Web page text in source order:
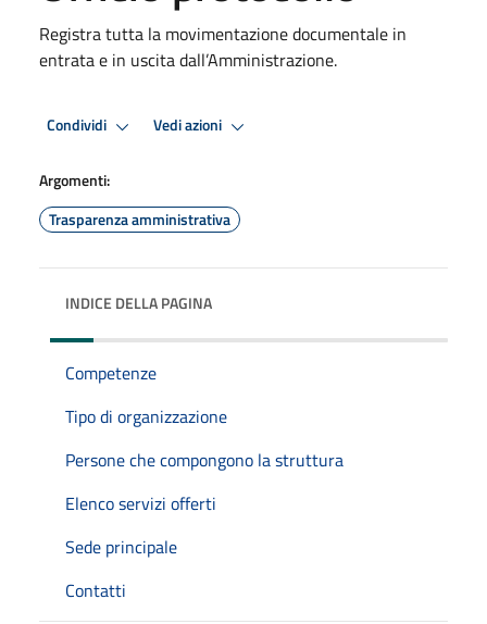
Registra tutta la movimentazione documentale in
entrata e in uscita dall’Amministrazione.
Condividi Vedi azioni
Argomenti:
Trasparenza amministrativa
INDICE DELLA PAGINA
Competenze
Tipo di organizzazione
Persone che compongono la struttura
Elenco servizi offerti
Sede principale
Contatti